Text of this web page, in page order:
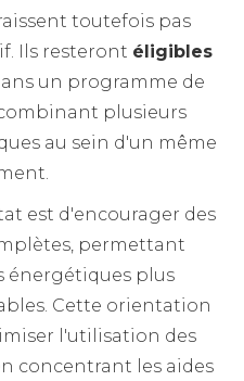
toutefois pas
Ils resteront éligibles
un programme de
plusieurs
au sein d'un même
est d'encourager des
permettant
énergétiques plus
Cette orientation
l'utilisation des
concentrant les aides